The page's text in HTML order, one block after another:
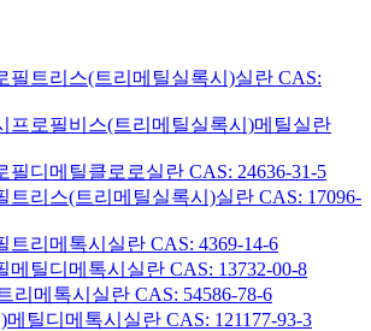
필트리스(트리메틸실록시)실란 CAS:
프로필비스(트리메틸실록시)메틸실란
필디메틸클로로실란 CAS: 24636-31-5
트리스(트리메틸실록시)실란 CAS: 17096-
트리메톡시실란 CAS: 4369-14-6
메틸디메톡시실란 CAS: 13732-00-8
리메톡시실란 CAS: 54586-78-6
틸디메톡시실란 CAS: 121177-93-3